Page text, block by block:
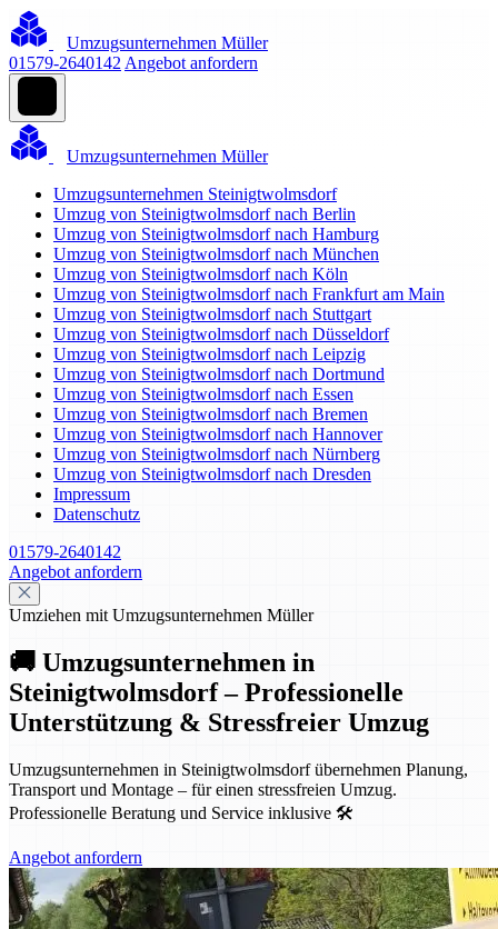
Umzugsunternehmen Müller
01579-2640142 Angebot anfordern
Umzugsunternehmen Müller
Umzugsunternehmen Steinigtwolmsdorf
Umzug von Steinigtwolmsdorf nach Berlin
Umzug von Steinigtwolmsdorf nach Hamburg
Umzug von Steinigtwolmsdorf nach München
Umzug von Steinigtwolmsdorf nach Köln
Umzug von Steinigtwolmsdorf nach Frankfurt am Main
Umzug von Steinigtwolmsdorf nach Stuttgart
Umzug von Steinigtwolmsdorf nach Düsseldorf
Umzug von Steinigtwolmsdorf nach Leipzig
Umzug von Steinigtwolmsdorf nach Dortmund
Umzug von Steinigtwolmsdorf nach Essen
Umzug von Steinigtwolmsdorf nach Bremen
Umzug von Steinigtwolmsdorf nach Hannover
Umzug von Steinigtwolmsdorf nach Nürnberg
Umzug von Steinigtwolmsdorf nach Dresden
Impressum
Datenschutz
01579-2640142
Angebot anfordern
Umziehen mit Umzugsunternehmen Müller
🚚 Umzugsunternehmen in
Steinigtwolmsdorf – Professionelle
Unterstützung & Stressfreier Umzug
Umzugsunternehmen in Steinigtwolmsdorf übernehmen Planung,
Transport und Montage – für einen stressfreien Umzug.
Professionelle Beratung und Service inklusive 🛠️
Angebot anfordern